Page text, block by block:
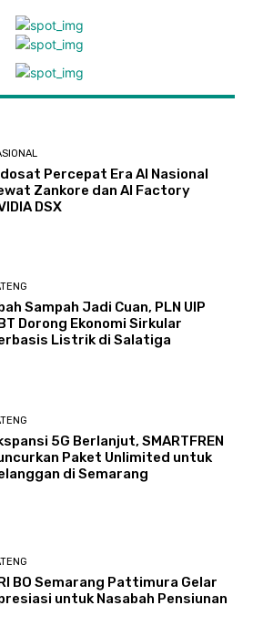
Percepat Era AI Nasional
Zankore dan AI Factory
DSX
Sampah Jadi Cuan, PLN UIP
Dorong Ekonomi Sirkular
Listrik di Salatiga
5G Berlanjut, SMARTFREN
Paket Unlimited untuk
di Semarang
BO Semarang Pattimura Gelar
untuk Nasabah Pensiunan